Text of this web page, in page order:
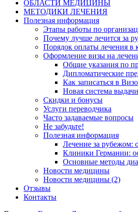
ОБЛАСТИ МЕДИЦИНЫ
МЕТОДИКИ ЛЕЧЕНИЯ
Полезная информация
Этапы работы по
Почему лучше лечится за
Порядок оплаты лечения в
Оформление визы на
Общие указания по
Дипломатические
Как записаться в
Новая система
Скидки и бонусы
Услуги переводчика
Часто задаваемые вопросы
Не забудьте!
Полезная информация
Лечение за рубежом:
Клиники Германии:
Основные методы
Новости медицины
Новости медицины (2)
Отзывы
Контакты